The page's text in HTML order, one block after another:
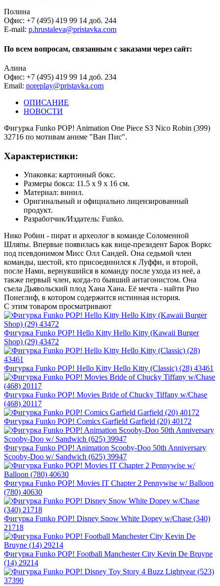
Полина
Офис: +7 (495) 419 99 14 доб. 244
E-mail: p.hrustaleva@pristavka.com
По всем вопросам, связанным с заказами через сайт:
Алина
Офис: +7 (495) 419 99 14 доб. 234
Email: noreplay@pristavka.com
ОПИСАНИЕ
НОВОСТИ
Фигурка Funko POP! Animation One Piece S3 Nico Robin (399)
32716 по мотивам аниме "Ван Пис".
Характеристики:
Упаковка: картонный бокс.
Размеры бокса: 11.5 х 9 х 16 см.
Материал: винил.
Оригинальный и официально лицензированный
продукт.
Разработчик/Издатель: Funko.
Нико Робин - пират и археолог в команде Соломенной
Шляпы. Впервые появилась как вице-президент Барок Воркс
под псевдонимом Мисс Олл Сандей. Она седьмой член
команды, шестой, кто присоединился к Луффи, и второй,
после Нами, вернувшийся в команду после ухода из неё, а
также первый член, когда-то бывший антагонистом. Она
съела Дьявольский плод Хана Хана. Её мечта - найти Рио
Понеглиф, в котором содержится истинная история.
С этим товаром просматривают
Фигурка Funko POP! Hello Kitty Hello Kitty (Kawaii Burger
Shop) (29) 43472
Фигурка Funko POP! Hello Kitty Hello Kitty (Classic) (28) 43461
Фигурка Funko POP! Movies Bride of Chucky Tiffany w/Chase
(468) 20117
Фигурка Funko POP! Comics Garfield Garfield (20) 40172
Фигурка Funko POP! Animation Scooby-Doo 50th Anniversary
Scooby-Doo w/ Sandwich (625) 39947
Фигурка Funko POP! Movies IT Chapter 2 Pennywise w/ Balloon
(780) 40630
Фигурка Funko POP! Disney Snow White Dopey w/Сhase (340)
21718
Фигурка Funko POP! Football Manchester City Kevin De Bruyne
(14) 29214